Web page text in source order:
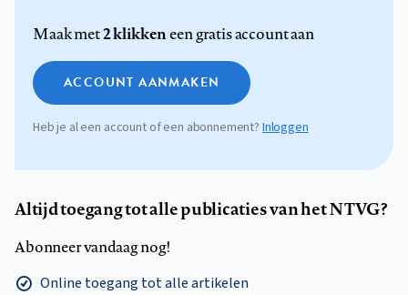
Maak met2 klikkeneen gratis account aan
ACCOUNT AANMAKEN
Heb je al een account of een abonnement?Inloggen
Altijd toegang tot alle publicaties van het NTVG?
Abonneer vandaag nog!
Online toegang tot alle artikelen